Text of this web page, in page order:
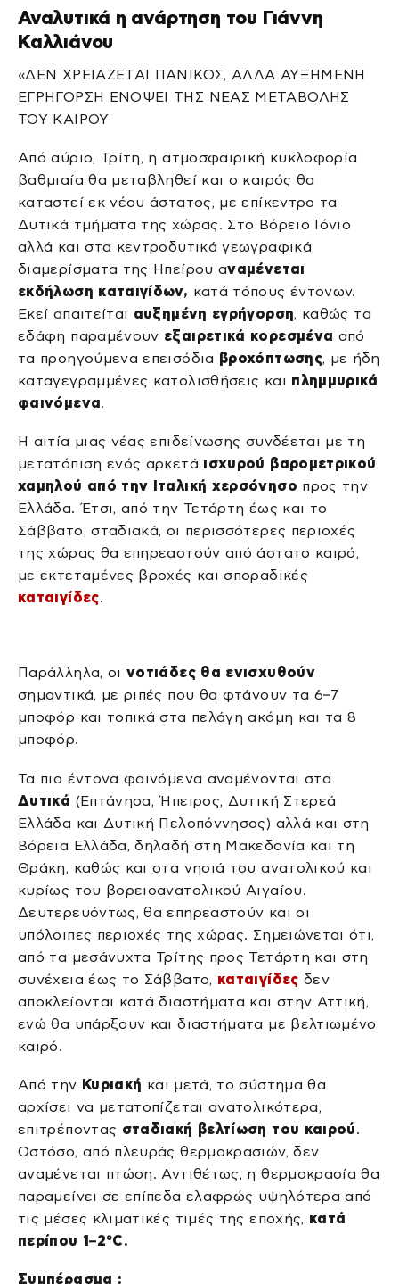
Αναλυτικά η ανάρτηση του Γιάννη
Καλλιάνου
«ΔΕΝ ΧΡΕΙΑΖΕΤΑΙ ΠΑΝΙΚΟΣ, ΑΛΛΑ ΑΥΞΗΜΕΝΗ
ΕΓΡΗΓΟΡΣΗ ΕΝΟΨΕΙ ΤΗΣ ΝΕΑΣ ΜΕΤΑΒΟΛΗΣ
ΤΟΥ ΚΑΙΡΟΥ
Από αύριο, Τρίτη, η ατμοσφαιρική κυκλοφορία
βαθμιαία θα μεταβληθεί και ο καιρός θα
καταστεί εκ νέου άστατος, με επίκεντρο τα
Δυτικά τμήματα της χώρας. Στο Βόρειο Ιόνιο
αλλά και στα κεντροδυτικά γεωγραφικά
διαμερίσματα της Ηπείρου αναμένεται
εκδήλωση καταιγίδων, κατά τόπους έντονων.
Εκεί απαιτείται αυξημένη εγρήγορση, καθώς τα
εδάφη παραμένουν εξαιρετικά κορεσμένα από
τα προηγούμενα επεισόδια βροχόπτωσης, με ήδη
καταγεγραμμένες κατολισθήσεις και πλημμυρικά
φαινόμενα.
Η αιτία μιας νέας επιδείνωσης συνδέεται με τη
μετατόπιση ενός αρκετά ισχυρού βαρομετρικού
χαμηλού από την Ιταλική χερσόνησο προς την
Ελλάδα. Έτσι, από την Τετάρτη έως και το
Σάββατο, σταδιακά, οι περισσότερες περιοχές
της χώρας θα επηρεαστούν από άστατο καιρό,
με εκτεταμένες βροχές και σποραδικές
καταιγίδες.
Παράλληλα, οινοτιάδες θα ενισχυθούν
σημαντικά, με ριπές που θα φτάνουν τα 6–7
μποφόρ και τοπικά στα πελάγη ακόμη και τα 8
μποφόρ.
Τα πιο έντονα φαινόμενα αναμένονται στα
Δυτικά (Επτάνησα, Ήπειρος, Δυτική Στερεά
Ελλάδα και Δυτική Πελοπόννησος) αλλά και στη
Βόρεια Ελλάδα, δηλαδή στη Μακεδονία και τη
Θράκη, καθώς και στα νησιά του ανατολικού και
κυρίως του βορειοανατολικού Αιγαίου.
Δευτερευόντως, θα επηρεαστούν και οι
υπόλοιπες περιοχές της χώρας. Σημειώνεται ότι,
από τα μεσάνυχτα Τρίτης προς Τετάρτη και στη
συνέχεια έως το Σάββατο, καταιγίδες δεν
αποκλείονται κατά διαστήματα και στην Αττική,
ενώ θα υπάρξουν και διαστήματα με βελτιωμένο
καιρό.
Από την Κυριακή και μετά, το σύστημα θα
αρχίσει να μετατοπίζεται ανατολικότερα,
επιτρέποντας σταδιακή βελτίωση του καιρού.
Ωστόσο, από πλευράς θερμοκρασιών, δεν
αναμένεται πτώση. Αντιθέτως, η θερμοκρασία θα
παραμείνει σε επίπεδα ελαφρώς υψηλότερα από
τις μέσες κλιματικές τιμές της εποχής, κατά
περίπου 1–2°C.
Συμπέρασμα :